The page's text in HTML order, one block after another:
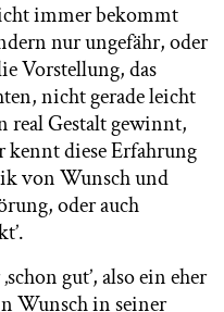
immer bekommt
nur ungefähr, oder
Vorstellung, das
nicht gerade leicht
real Gestalt gewinnt,
kennt diese Erfahrung
von Wunsch und
oder auch
gut’, also ein eher
Wunsch in seiner